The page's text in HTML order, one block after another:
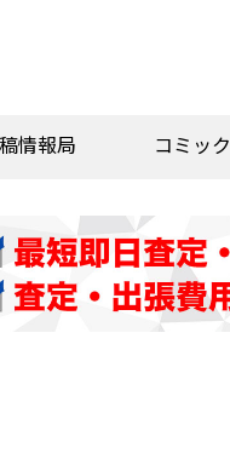
情報局 コミック